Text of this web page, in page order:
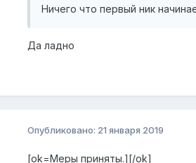
Ничего что первый ник
Да ладно
Опубликовано: 21 января 2019
[ok=Меры приняты.][/ok]